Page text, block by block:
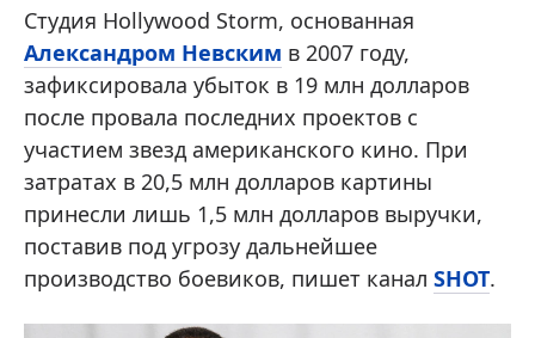
Студия Hollywood Storm, основанная
Александром Невским в 2007 году,
зафиксировала убыток в 19 млн долларов
после провала последних проектов с
участием звезд американского кино. При
затратах в 20,5 млн долларов картины
принесли лишь 1,5 млн долларов выручки,
поставив под угрозу дальнейшее
производство боевиков, пишет канал SHOT.